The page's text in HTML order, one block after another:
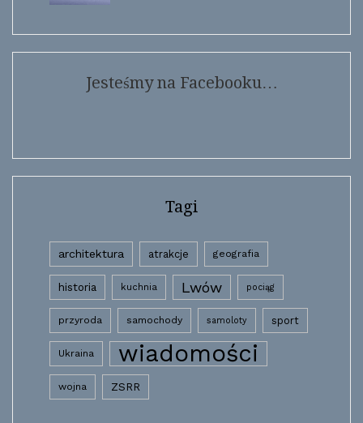
Jesteśmy na Facebooku…
Tagi
architektura atrakcje geografia
historia kuchnia Lwów pociąg
przyroda samochody samoloty sport
Ukraina wiadomości
wojna ZSRR